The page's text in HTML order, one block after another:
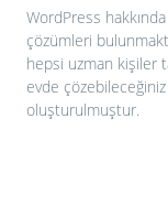
WordPress
çözümleri
hepsi uzman kişiler
evde
oluşturulmuştur.